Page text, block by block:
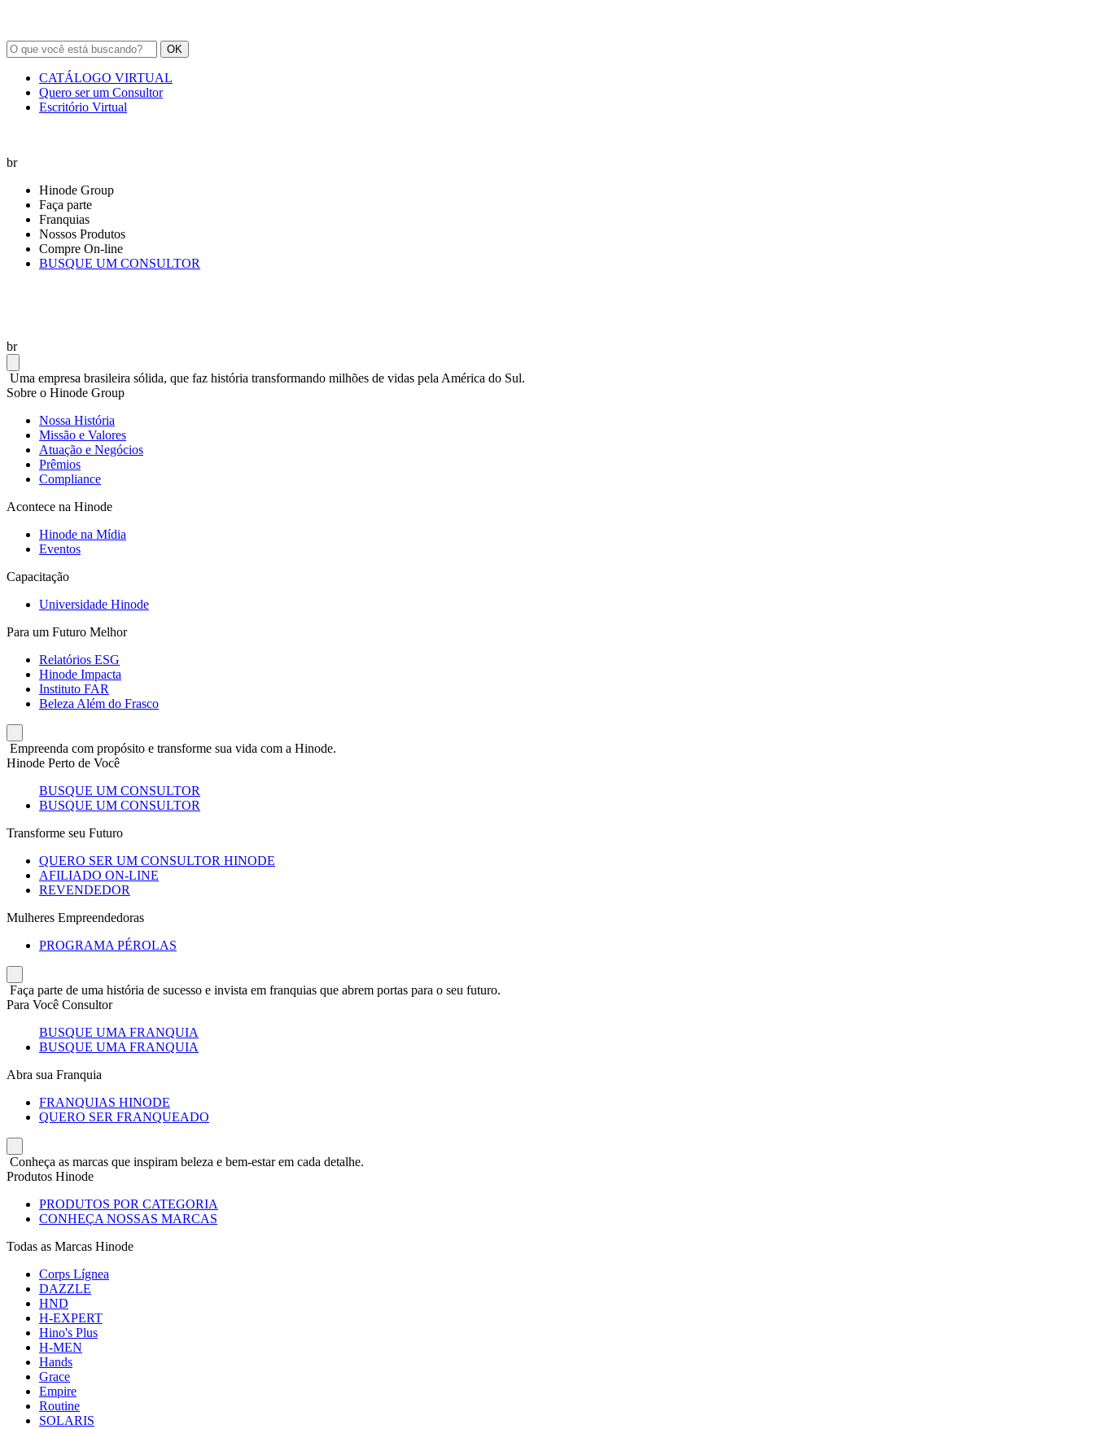
OK
CATÁLOGO VIRTUAL
Quero ser um Consultor
Escritório Virtual
br
Hinode Group
Faça parte
Franquias
Nossos Produtos
Compre On-line
BUSQUE UM CONSULTOR
br
Uma empresa brasileira sólida, que faz história transformando milhões de vidas pela América do Sul.
Sobre o Hinode Group
Nossa História
Missão e Valores
Atuação e Negócios
Prêmios
Compliance
Acontece na Hinode
Hinode na Mídia
Eventos
Capacitação
Universidade Hinode
Para um Futuro Melhor
Relatórios ESG
Hinode Impacta
Instituto FAR
Beleza Além do Frasco
Empreenda com propósito e transforme sua vida com a Hinode.
Hinode Perto de Você
BUSQUE UM CONSULTOR
BUSQUE UM CONSULTOR
Transforme seu Futuro
QUERO SER UM CONSULTOR HINODE
AFILIADO ON-LINE
REVENDEDOR
Mulheres Empreendedoras
PROGRAMA PÉROLAS
Faça parte de uma história de sucesso e invista em franquias que abrem portas para o seu futuro.
Para Você Consultor
BUSQUE UMA FRANQUIA
BUSQUE UMA FRANQUIA
Abra sua Franquia
FRANQUIAS HINODE
QUERO SER FRANQUEADO
Conheça as marcas que inspiram beleza e bem-estar em cada detalhe.
Produtos Hinode
PRODUTOS POR CATEGORIA
CONHEÇA NOSSAS MARCAS
Todas as Marcas Hinode
Corps Lígnea
DAZZLE
HND
H-EXPERT
Hino's Plus
H-MEN
Hands
Grace
Empire
Routine
SOLARIS